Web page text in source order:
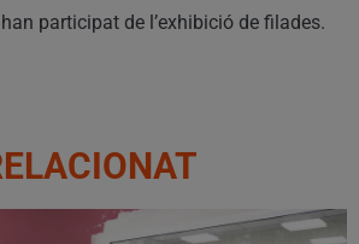
participat de l’exhibició de filades.